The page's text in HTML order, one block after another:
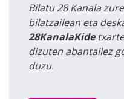
Bilatu 28 Kanala
bilatzailean eta
28KanalaKide
dizuten abantailez
duzu.